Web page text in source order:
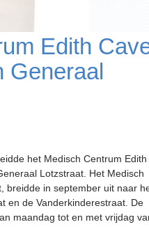
Edith
Generaal
het Medisch Centrum Edith
Lotzstraat. Het Medisch
breidde in september uit naar
en de Vanderkinderestraat. De
maandag tot en met vrijdag